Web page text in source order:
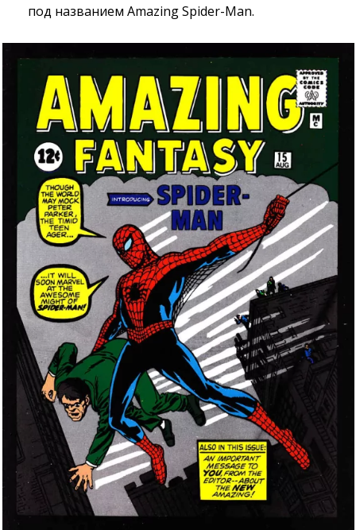
под названием Amazing Spider-Man.